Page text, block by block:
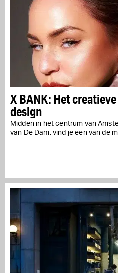
X BANK: Het
design
Midden in het centrum van
van De Dam, vind je een van de